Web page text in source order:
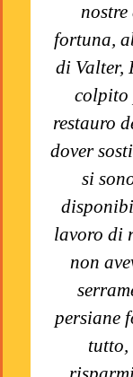
fortuna,
di Valter,
colpito
restauro
dover
si
lavoro di
non
persiane
tutto,